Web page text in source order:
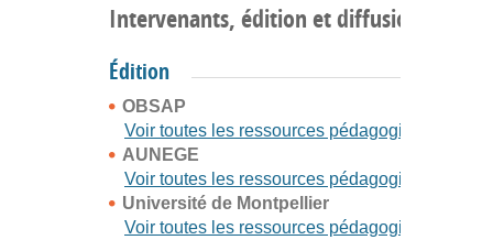
Intervenants, édition et diffusion
Édition
OBSAP
Voir toutes les ressources pédagogiques
AUNEGE
Voir toutes les ressources pédagogiques
Université de Montpellier
Voir toutes les ressources pédagogiques